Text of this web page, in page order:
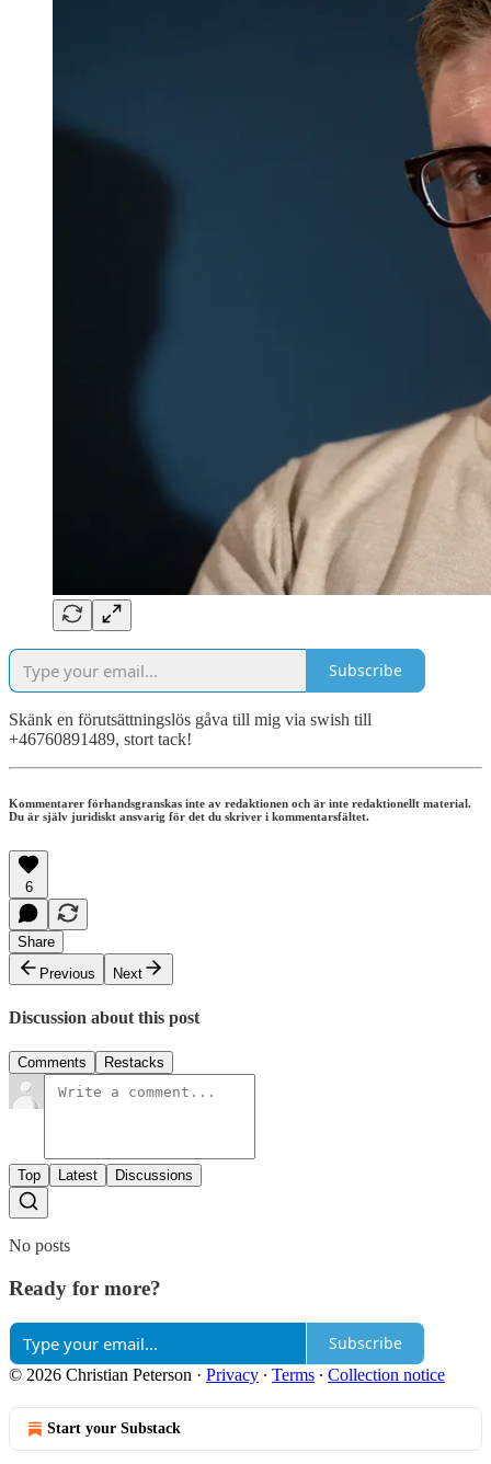
Subscribe
Skänk en förutsättningslös gåva till mig via swish till
+46760891489, stort tack!
Kommentarer förhandsgranskas inte av redaktionen och är inte redaktionellt material.
Du är själv juridiskt ansvarig för det du skriver i kommentarsfältet.
6
Share
Previous
Next
Discussion about this post
Comments Restacks
Top Latest Discussions
No posts
Ready for more?
Subscribe
© 2026 Christian Peterson · Privacy ∙ Terms ∙ Collection notice
Start your Substack